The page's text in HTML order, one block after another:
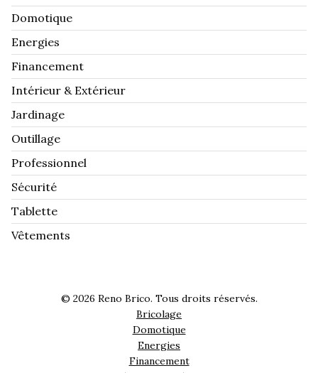
Domotique
Energies
Financement
Intérieur & Extérieur
Jardinage
Outillage
Professionnel
Sécurité
Tablette
Vêtements
© 2026 Reno Brico. Tous droits réservés.
Bricolage
Domotique
Energies
Financement